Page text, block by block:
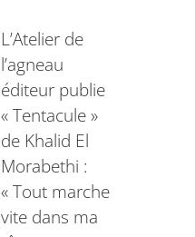
L’Atelier de
l’agneau
éditeur publie
« Tentacule »
de Khalid El
Morabethi :
« Tout marche
vite dans ma